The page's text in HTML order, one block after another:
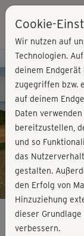
Kursvorschau - Jetzt
Cookie-
Wir nutzen auf
Technologien.
deinem
zugegriffen bzw.
auf deinem
Daten
bereitzustellen,
und so
das
gestalten.
den Erfolg von
Hinzuziehung
dieser
verbessern.